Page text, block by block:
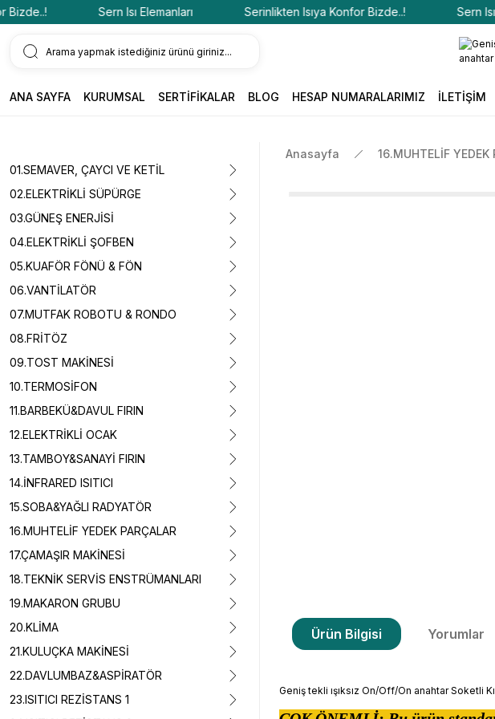
Sern Isı Elemanları Serinlikten Isıya Konfor Bizde..! Sern Isı
ANA SAYFA KURUMSAL SERTİFİKALAR BLOG HESAP NUMARALARIMIZ İLETİŞİM
01.SEMAVER, ÇAYCI VE KETİL
02.ELEKTRİKLİ SÜPÜRGE
03.GÜNEŞ ENERJİSİ
04.ELEKTRİKLİ ŞOFBEN
05.KUAFÖR FÖNÜ & FÖN
06.VANTİLATÖR
07.MUTFAK ROBOTU & RONDO
08.FRİTÖZ
09.TOST MAKİNESİ
10.TERMOSİFON
11.BARBEKÜ&DAVUL FIRIN
12.ELEKTRİKLİ OCAK
13.TAMBOY&SANAYİ FIRIN
14.İNFRARED ISITICI
15.SOBA&YAĞLI RADYATÖR
16.MUHTELİF YEDEK PARÇALAR
17.ÇAMAŞIR MAKİNESİ
18.TEKNİK SERVİS ENSTRÜMANLARI
19.MAKARON GRUBU
20.KLİMA
21.KULUÇKA MAKİNESİ
22.DAVLUMBAZ&ASPİRATÖR
23.ISITICI REZİSTANS 1
Anasayfa 16.MUHTELİF YEDEK
Ürün Bilgisi Yorumlar
Geniş tekli ışıksız On/Off/On anahtar Soketli